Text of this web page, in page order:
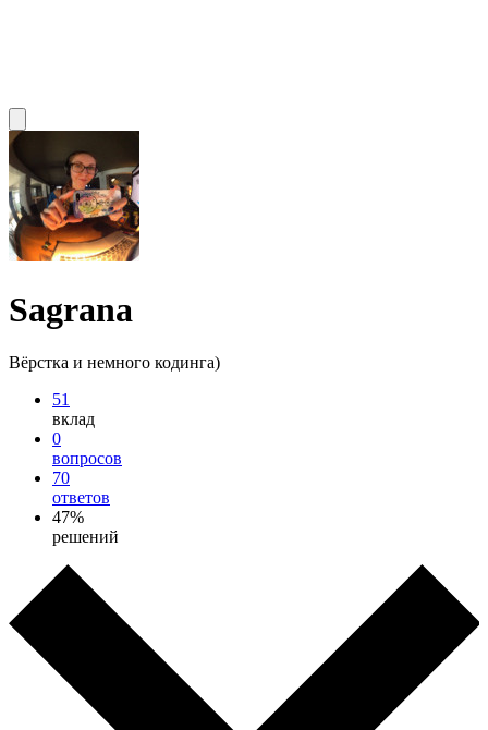
Sagrana
Вёрстка и немного кодинга)
51
вклад
0
вопросов
70
ответов
47%
решений